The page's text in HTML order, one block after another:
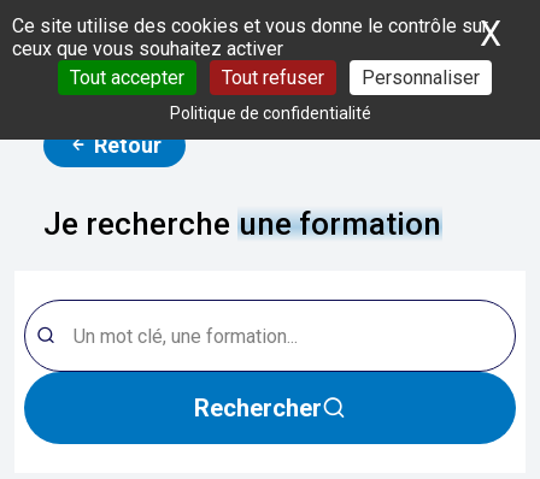
Panneau de gestion des cookies
Ce site utilise des cookies et vous donne le contrôle sur
ceux que vous souhaitez activer
Tout accepter
Tout refuser Personnaliser
Politique de confidentialité
X
Retour
Je recherche une formation
Rechercher